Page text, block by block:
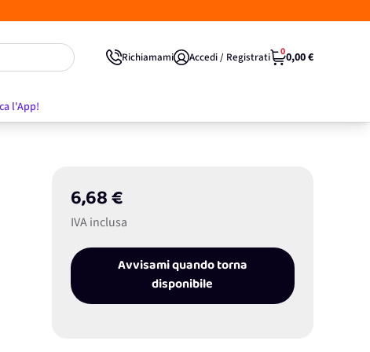
l'App!
Richiamami Accedi / Registrati 00,00 €
6,68 €
IVA inclusa
Avvisami quando torna
disponibile